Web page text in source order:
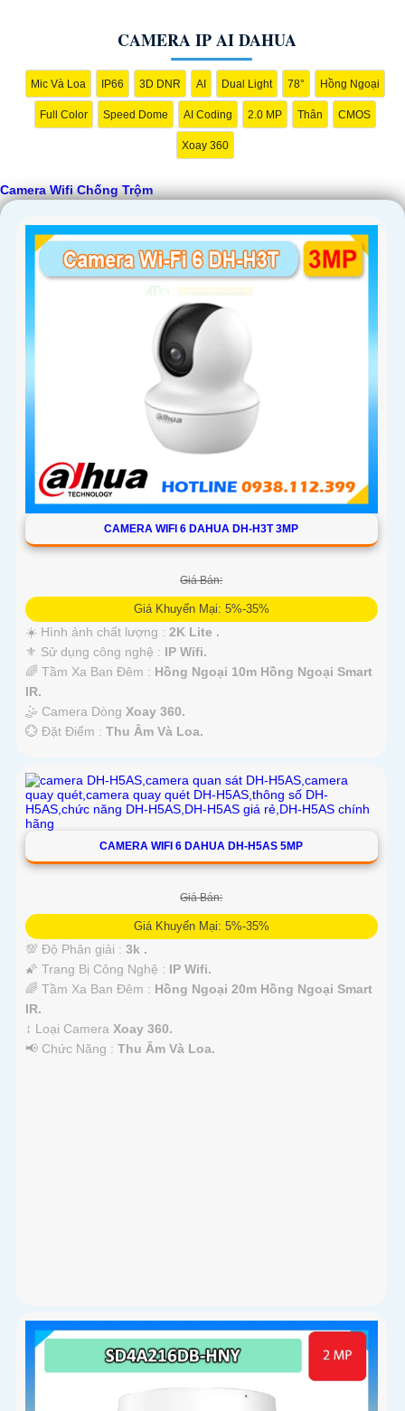
CAMERA IP AI DAHUA
Mic Và Loa IP66 3D DNR AI Dual Light 78° Hồng Ngoại
Full Color Speed Dome AI Coding 2.0 MP Thân CMOS
Xoay 360
Camera Wifi Chống Trộm
CAMERA WIFI 6 DAHUA DH-H3T 3MP
Giá Bán:
Giá Khuyến Mại: 5%-35%
☀️ Hình ảnh chất lượng : 2K Lite .
⚜️ Sử dụng công nghệ : IP Wifi.
🌈 Tầm Xa Ban Đêm : Hồng Ngoại 10m Hồng Ngoại Smart
IR.
🤹 Camera Dòng Xoay 360.
️💮 Đặt Điểm : Thu Âm Và Loa.
CAMERA WIFI 6 DAHUA DH-H5AS 5MP
Giá Bán:
Giá Khuyến Mại: 5%-35%
💯 Độ Phân giải : 3k .
🌠 Trang Bị Công Nghệ : IP Wifi.
🌈 Tầm Xa Ban Đêm : Hồng Ngoại 20m Hồng Ngoại Smart
IR.
↕️ Loại Camera Xoay 360.
️📢 Chức Năng : Thu Âm Và Loa.